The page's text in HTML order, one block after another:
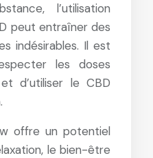
l’utilisation
peut entraîner des
indésirables. Il est
les doses
d’utiliser le CBD
offre un potentiel
le bien-être